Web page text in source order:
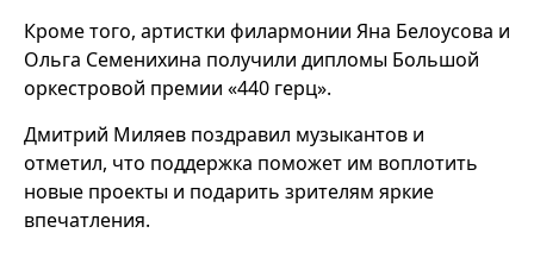
Кроме того, артистки филармонии Яна Белоусова и
Ольга Семенихина получили дипломы Большой
оркестровой премии «440 герц».
Дмитрий Миляев поздравил музыкантов и
отметил, что поддержка поможет им воплотить
новые проекты и подарить зрителям яркие
впечатления.